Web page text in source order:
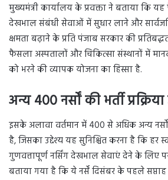
मुख्यमंत्री कार्यालय के प्रवक्ता ने बताया कि
देखभाल संबंधी सेवाओं में सुधार लाने और
क्षमता बढ़ाने के प्रति पंजाब सरकार की
फैसला अस्पतालों और चिकित्सा संस्थानों में
को भरने की व्यापक योजना का हिस्सा है.
अन्य 400 नर्सों की भर्ती
इसके अलावा वर्तमान में 400 से अधिक अन्य नर्सों
है, जिसका उद्देश्य यह सुनिश्चित करना है कि हर
गुणवत्तापूर्ण नर्सिंग देखभाल सेवाएं देने के लिए
बताया गया है कि ये नर्सें दिसंबर के पहले